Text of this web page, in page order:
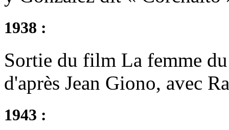
1938 :
Sortie du film La femme
d'après Jean Giono, avec
1943 :